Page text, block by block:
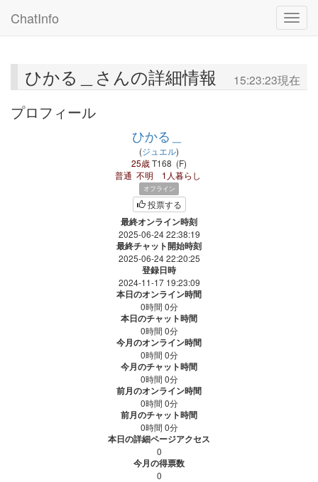
Toggle
ChatInfo
ひかる＿さんの詳細情報 15:23:23現在
プロフィール
ひかる＿
(ジュエル)
25歳T168 (F)
普通 不明 1人暮らし
オフライン
投票する
最終オンライン時刻
2025-06-24 22:38:19
最終チャット開始時刻
2025-06-24 22:20:25
登録日時
2024-11-17 19:23:09
本日のオンライン時間
0時間 0分
本日のチャット時間
0時間 0分
今月のオンライン時間
0時間 0分
今月のチャット時間
0時間 0分
前月のオンライン時間
0時間 0分
前月のチャット時間
0時間 0分
本日の詳細ページアクセス
0
今月の得票数
0